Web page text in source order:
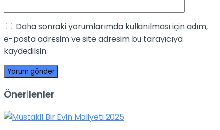
Daha sonraki yorumlarımda kullanılması için adım,
e-posta adresim ve site adresim bu tarayıcıya
kaydedilsin.
Önerilenler